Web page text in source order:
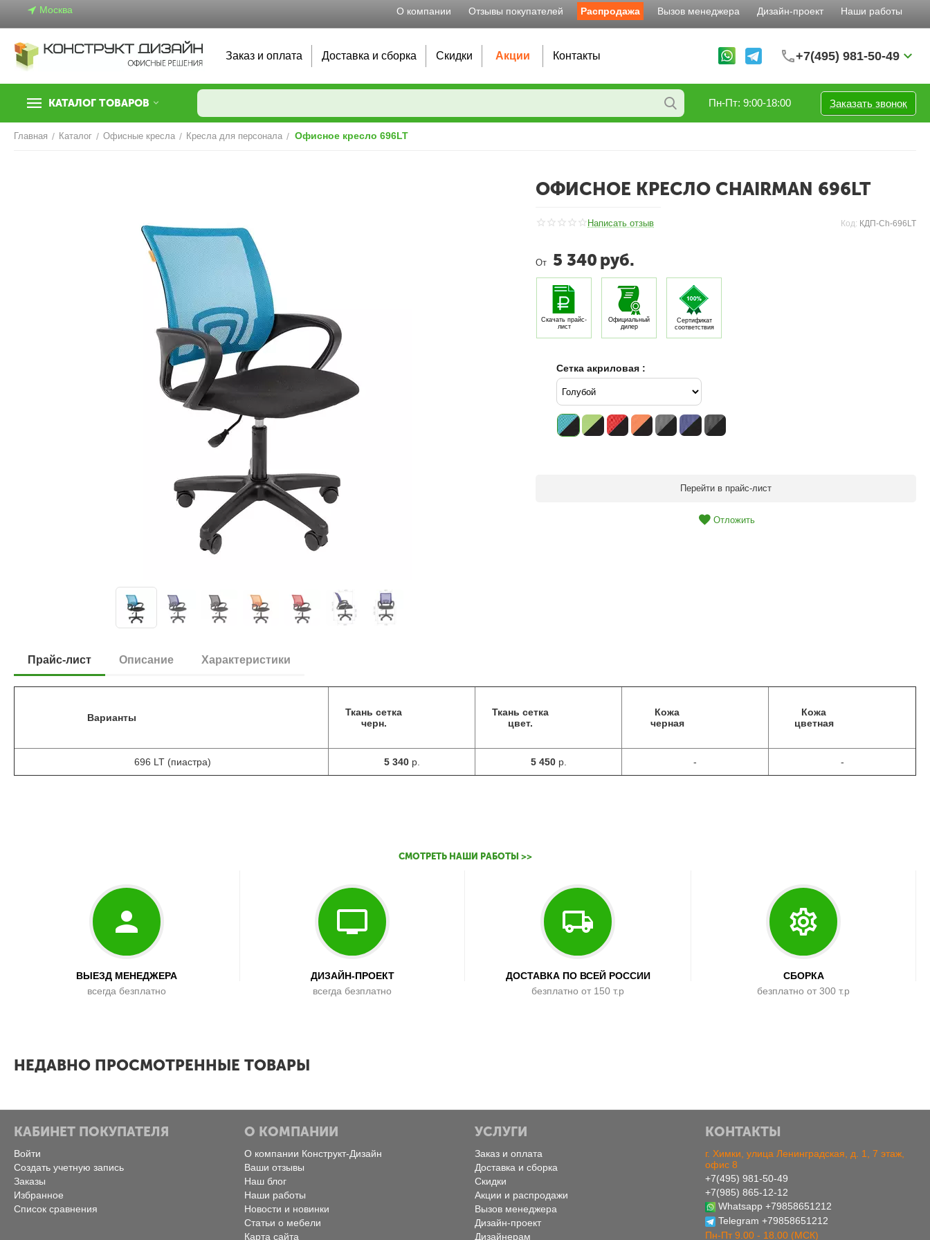
Москва О компании Отзывы покупателей Распродажа Вызов менеджера Дизайн-проект Наши работы
Заказ и оплата Доставка и сборка Скидки Акции Контакты +7(495) 981-50-49
КАТАЛОГ ТОВАРОВ Заказать звонок
Пн-Пт: 9:00-18:00
Главная / Каталог / Офисные кресла / Кресла для персонала / Офисное кресло 696LT
ОФИСНОЕ КРЕСЛО CHAIRMAN 696LT
Написать отзыв Код: КДП-Ch-696LT
От 5 340 руб.
Скачать прайс-
лист
Официальный
дилер
Сертификат
соответствия
Сетка акриловая :
Перейти в прайс-лист
Отложить
Прайс-лист Описание Характеристики
Варианты
Ткань сетка
черн.
Ткань сетка
цвет.
Кожа
черная
Кожа
цветная
696 LT (пиастра) 5 340р. 5 450р. - -
СМОТРЕТЬ НАШИ РАБОТЫ >>
ВЫЕЗД МЕНЕДЖЕРА
всегда безплатно
ДИЗАЙН-ПРОЕКТ
всегда безплатно
ДОСТАВКА ПО ВСЕЙ РОССИИ
безплатно от 150 т.р
СБОРКА
безплатно от 300 т.р
НЕДАВНО ПРОСМОТРЕННЫЕ ТОВАРЫ
КАБИНЕТ ПОКУПАТЕЛЯ
Войти
Создать учетную запись
Заказы
Избранное
Список сравнения
О КОМПАНИИ
О компании Конструкт-Дизайн
Ваши отзывы
Наш блог
Наши работы
Новости и новинки
Статьи о мебели
Карта сайта
УСЛУГИ
Заказ и оплата
Доставка и сборка
Скидки
Акции и распродажи
Вызов менеджера
Дизайн-проект
Дизайнерам
КОНТАКТЫ
г. Химки, улица Ленинградская, д. 1, 7 этаж,
офис 8
+7(495) 981-50-49
+7(985) 865-12-12
Whatsapp +79858651212
Telegram +79858651212
Пн-Пт 9.00 - 18.00 (МСК)